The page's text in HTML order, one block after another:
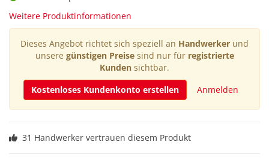
Weitere Produktinformationen
Dieses Angebot richtet sich speziell an Handwerker und
unsere günstigen Preisesind nur für registrierte
Kunden sichtbar.
Kostenloses Kundenkonto erstellen
Anmelden
31 Handwerker vertrauen diesem Produkt